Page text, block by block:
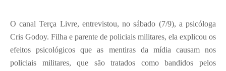
O canal Terça Livre, entrevistou, no sábado (7/9), a psicóloga
Cris Godoy. Filha e parente de policiais militares, ela explicou os
efeitos psicológicos que as mentiras da mídia causam nos
policiais militares, que são tratados como bandidos pelos